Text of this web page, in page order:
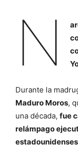
N
Durante la
Maduro Moros,
una década,fue
relámpago